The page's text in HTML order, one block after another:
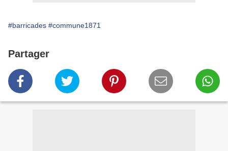
#barricades #commune1871
Partager